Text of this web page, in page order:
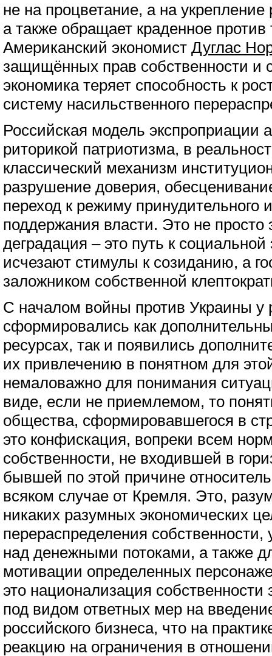
не на процветание, а на
а также обращает краденное против
Американский экономист Дуглас
защищённых прав собственности и
экономика теряет способность к
систему насильственного
Российская модель экспроприации
риторикой патриотизма, в
классический механизм
разрушение доверия,
переход к режиму принудительного
поддержания власти. Это не просто
деградация – это путь к социальной
исчезают стимулы к созиданию, а
заложником собственной
С началом войны против Украины у
сформировались как
ресурсах, так и появились
их привлечению в понятном для
немаловажно для понимания
виде, если не приемлемом, то
общества, сформировавшегося в
это конфискация, вопреки всем
собственности, не входившей в
бывшей по этой причине
всяком случае от Кремля. Это,
никаких разумных экономических
перераспределения собственности,
над денежными потоками, а также
мотивации определенных
это национализация собственности
под видом ответных мер на
российского бизнеса, что на
реакцию на ограничения в